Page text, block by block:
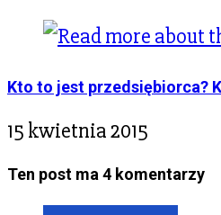
Kto to jest przedsiębiorca?
15 kwietnia 2015
Ten post ma 4 komentarzy